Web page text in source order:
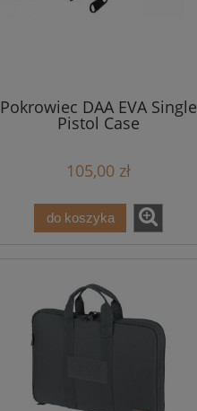
Pokrowiec DAA EVA Single
Pistol Case
105,00 zł
do koszyka